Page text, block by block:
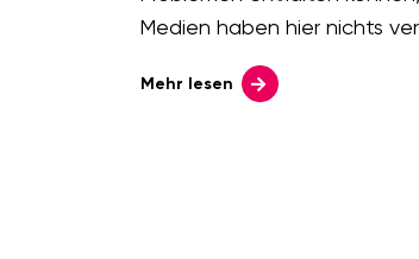
Medien haben hier nichts
ist die Digitalisierung ist ein
Welt geworden. Gerade
Mehr lesen